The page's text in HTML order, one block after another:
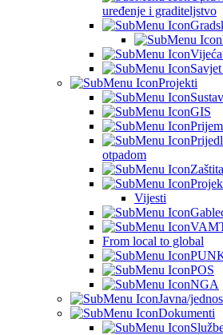
uređenje i graditeljstvo
Projekti
GIS
otpadom
Vijesti
From local to global
POS
NGA
Javna/
Dokumenti